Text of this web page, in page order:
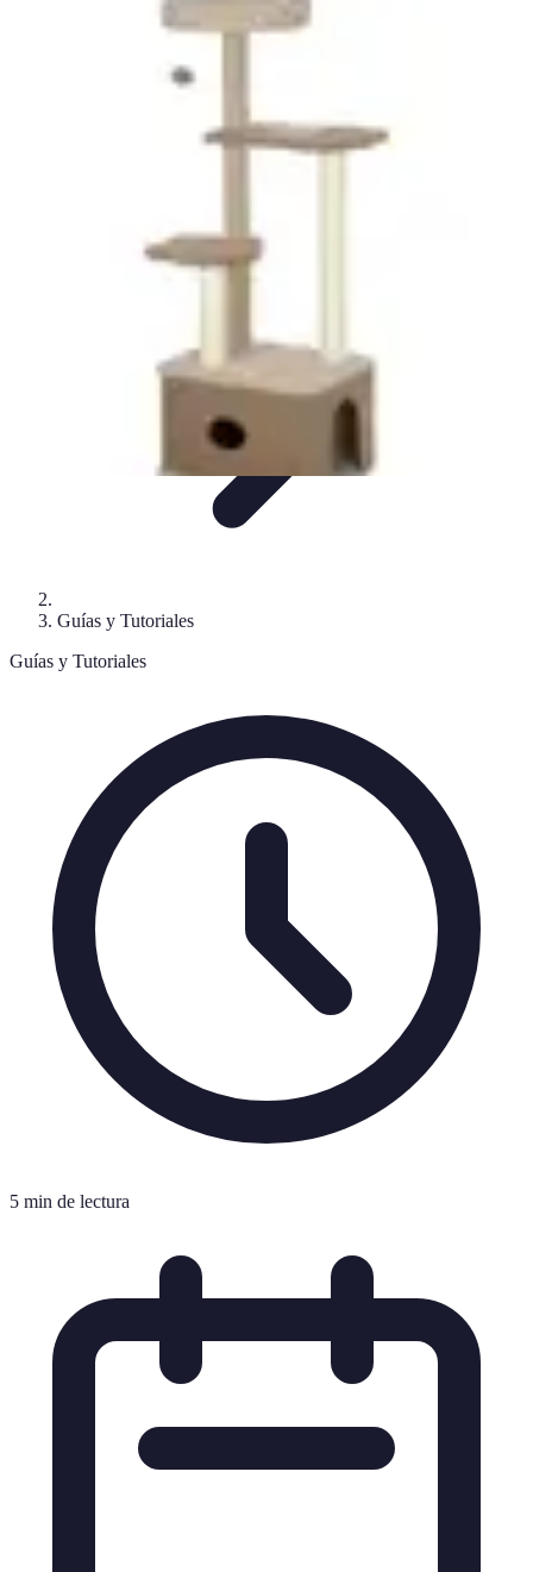
Plataformas de E-learningEstrategias de Aprendizaje
Educación Virtual
Conocimiento Virtual
Guías y Tutoriales
Guías y Tutoriales
5 min de lectura